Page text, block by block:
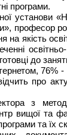
програми.
установи
професор
якість
до
76%
про
з
вищої та
та їх